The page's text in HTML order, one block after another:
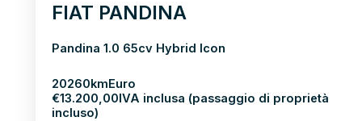
FIAT PANDINA
Pandina 1.0 65cv Hybrid Icon
20260kmEuro
€13.200,00IVA inclusa (passaggio di proprietà
incluso)